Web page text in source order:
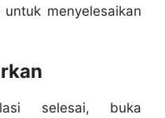
menyelesaikan
selesai, buka